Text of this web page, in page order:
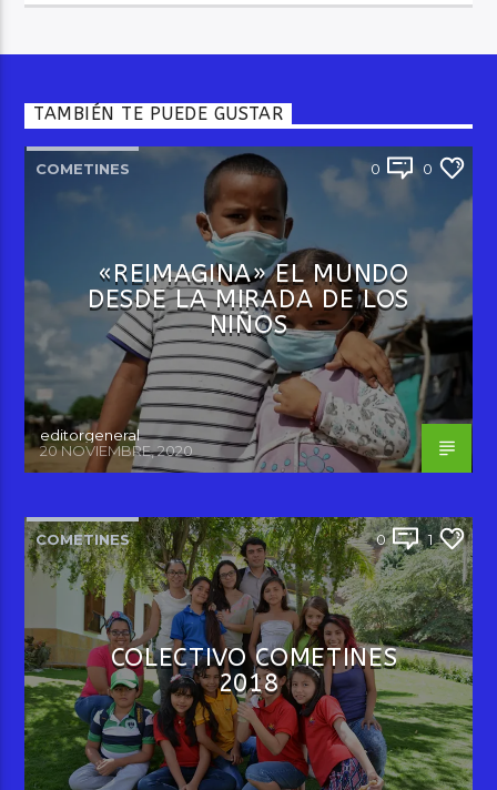
TAMBIÉN TE PUEDE GUSTAR
COMETINES 0 0
«REIMAGINA» EL MUNDO
DESDE LA MIRADA DE LOS
NIÑOS
editorgeneral
20 NOVIEMBRE, 2020
COMETINES 0 1
COLECTIVO COMETINES
2018